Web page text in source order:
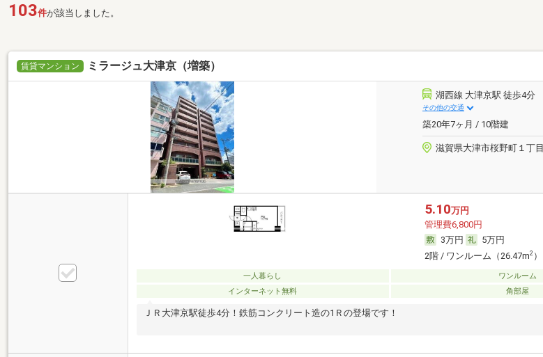
103件が該当しました。
賃貸マンション ミラージュ大津京（増築）
湖西線 大津京駅 徒歩4分
その他の交通
築20年7ヶ月 / 10階建
滋賀県大津市桜野町１丁目
5.10万円
管理費6,800円
3万円
5万円
2階 / ワンルーム（26.47m2 ）
一人暮らし ワンルーム
インターネット無料
角部屋
ＪＲ大津京駅徒歩4分！鉄筋コンクリート造の1Ｒの登場です！